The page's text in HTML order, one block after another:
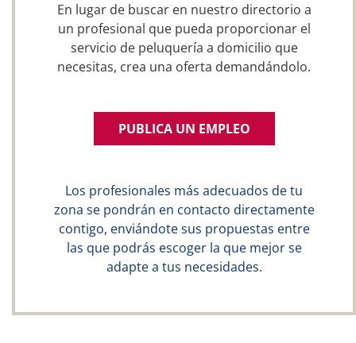
En lugar de buscar en nuestro directorio a
un profesional que pueda proporcionar el
servicio de peluquería a domicilio que
necesitas, crea una oferta demandándolo.
PUBLICA UN EMPLEO
Los profesionales más adecuados de tu
zona se pondrán en contacto directamente
contigo, enviándote sus propuestas entre
las que podrás escoger la que mejor se
adapte a tus necesidades.